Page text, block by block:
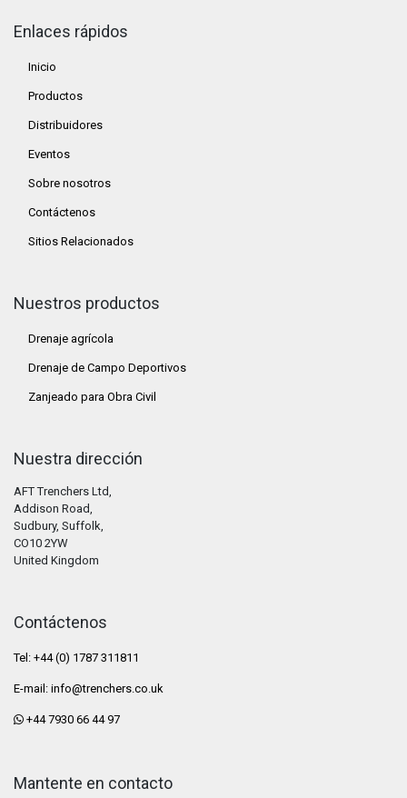
Enlaces rápidos
Inicio
Productos
Distribuidores
Eventos
Sobre nosotros
Contáctenos
Sitios Relacionados
Nuestros productos
Drenaje agrícola
Drenaje de Campo Deportivos
Zanjeado para Obra Civil
Nuestra dirección
AFT Trenchers Ltd,
Addison Road,
Sudbury, Suffolk,
CO10 2YW
United Kingdom
Contáctenos
Tel: +44 (0) 1787 311811
E-mail: info@trenchers.co.uk
+44 7930 66 44 97
Mantente en contacto